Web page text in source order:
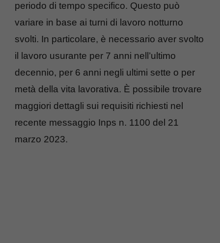
periodo di tempo specifico. Questo può
variare in base ai turni di lavoro notturno
svolti. In particolare, è necessario aver svolto
il lavoro usurante per 7 anni nell’ultimo
decennio, per 6 anni negli ultimi sette o per
metà della vita lavorativa. È possibile trovare
maggiori dettagli sui requisiti richiesti nel
recente messaggio Inps n. 1100 del 21
marzo 2023.